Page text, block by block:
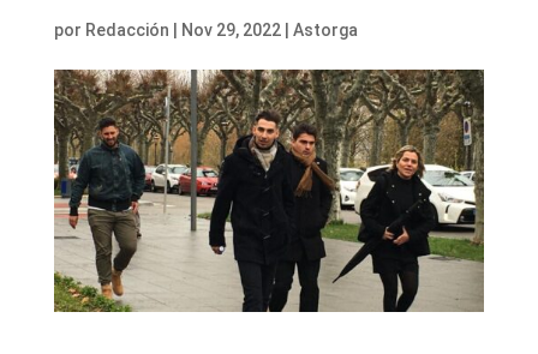
por Redacción Nov 29, 2022| Astorga